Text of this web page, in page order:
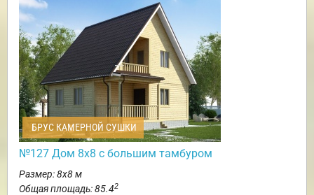
БРУС КАМЕРНОЙ СУШКИ
№127 Дом 8х8 с большим тамбуром
Размер: 8х8 м
Общая площадь: 85.42